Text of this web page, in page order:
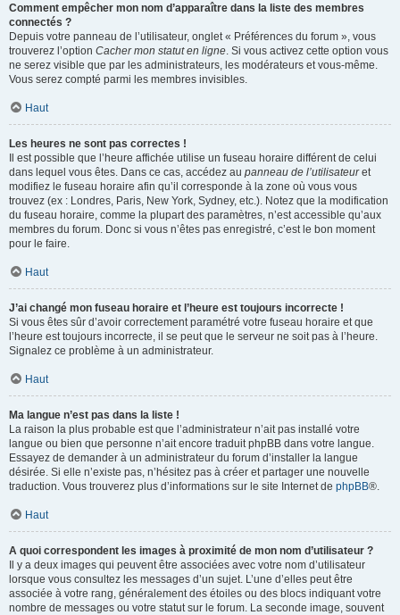
Comment empêcher mon nom d’apparaître dans la liste des membres
connectés ?
Depuis votre panneau de l’utilisateur, onglet « Préférences du forum », vous
trouverez l’option Cacher mon statut en ligne. Si vous activez cette option vous
ne serez visible que par les administrateurs, les modérateurs et vous-même.
Vous serez compté parmi les membres invisibles.
Haut
Les heures ne sont pas correctes !
Il est possible que l’heure affichée utilise un fuseau horaire différent de celui
dans lequel vous êtes. Dans ce cas, accédez au panneau de l’utilisateuret
modifiez le fuseau horaire afin qu’il corresponde à la zone où vous vous
trouvez (ex : Londres, Paris, New York, Sydney, etc.). Notez que la modification
du fuseau horaire, comme la plupart des paramètres, n’est accessible qu’aux
membres du forum. Donc si vous n’êtes pas enregistré, c’est le bon moment
pour le faire.
Haut
J’ai changé mon fuseau horaire et l’heure est toujours incorrecte !
Si vous êtes sûr d’avoir correctement paramétré votre fuseau horaire et que
l’heure est toujours incorrecte, il se peut que le serveur ne soit pas à l’heure.
Signalez ce problème à un administrateur.
Haut
Ma langue n’est pas dans la liste !
La raison la plus probable est que l’administrateur n’ait pas installé votre
langue ou bien que personne n’ait encore traduit phpBB dans votre langue.
Essayez de demander à un administrateur du forum d’installer la langue
désirée. Si elle n’existe pas, n’hésitez pas à créer et partager une nouvelle
traduction. Vous trouverez plus d’informations sur le site Internet de phpBB®.
Haut
A quoi correspondent les images à proximité de mon nom d’utilisateur ?
Il y a deux images qui peuvent être associées avec votre nom d’utilisateur
lorsque vous consultez les messages d’un sujet. L’une d’elles peut être
associée à votre rang, généralement des étoiles ou des blocs indiquant votre
nombre de messages ou votre statut sur le forum. La seconde image, souvent